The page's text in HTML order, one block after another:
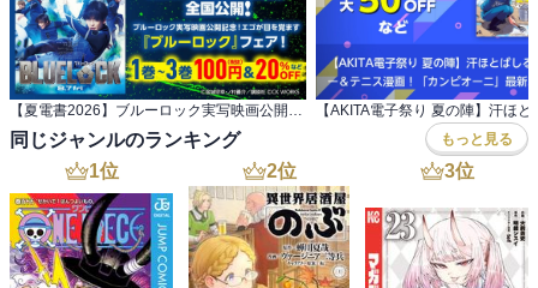
【夏電書2026】ブルーロック実写映画公開記念！ エゴが目を覚ます『ブルーロック』フェア！
同じジャンルのランキング もっと見る
1位 2位 3位